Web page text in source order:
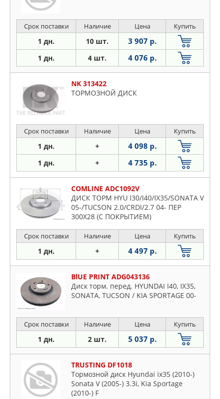
Срок поставки Наличие Цена Купить
1 дн. 10 шт. 3 907 р.
1 дн. 4 шт. 4 076 р.
NK 313422
ТОРМОЗНОЙ ДИСК
Срок поставки Наличие Цена Купить
1 дн. + 4 098 р.
1 дн. + 4 735 р.
COMLINE ADC1092V
ДИСК ТОРМ HYU I30/I40/IX35/SONATA V
05-/TUCSON 2.0/CRDI/2.7 04- ПЕР
300X28 (С ПОКРЫТИЕМ)
Срок поставки Наличие Цена Купить
1 дн. + 4 497 р.
BlUE PRINT ADG043136
Диск торм. перед. HYUNDAI I40, IX35,
SONATA, TUCSON / KIA SPORTAGE 00-
Срок поставки Наличие Цена Купить
1 дн. 2 шт. 5 037 р.
TRUSTING DF1018
Тормозной диск Hyundai ix35 (2010-)
Sonata V (2005-) 3.3i, Kia Sportage
(2010-) F